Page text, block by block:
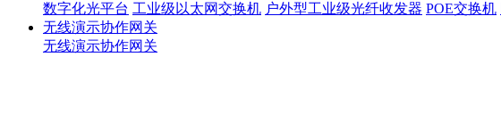
数字化光平台 工业级以太网交换机 户外型工业级光纤收发器 POE交换机
无线演示协作网关
无线演示协作网关